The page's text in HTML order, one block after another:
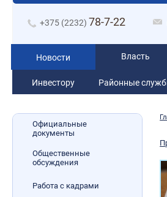
+375 (2232) 78-7-22
Новости Власть
Инвестору Районные
Официальные
документы
Общественные
обсуждения
Работа с кадрами